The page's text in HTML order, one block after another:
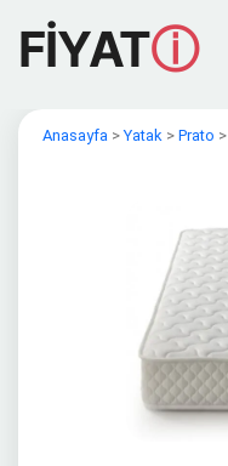
FİYATⓘ
Anasayfa >Yatak > Prato >